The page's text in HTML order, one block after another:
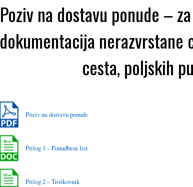
Poziv na dostavu ponude –
dokumentacija nerazvrstane
cesta, poljskih
Poziv na dostavu ponude
Prilog 1 – Ponudbeni list
Prilog 2 – Troškovnik